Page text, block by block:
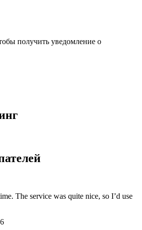
получить уведомление о
The service was quite nice, so I’d use